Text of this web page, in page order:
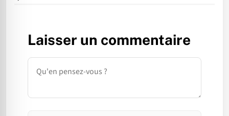
Laisser un commentaire
Commentaire